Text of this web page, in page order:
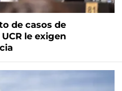
de casos de
le exigen